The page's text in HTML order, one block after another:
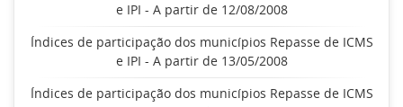
e IPI - A partir de 12/08/2008
Índices de participação dos municípios Repasse de ICMS
e IPI - A partir de 13/05/2008
Índices de participação dos municípios Repasse de ICMS